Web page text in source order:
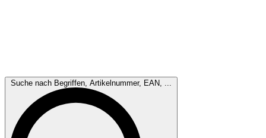
Suche nach Begriffen, Artikelnummer, EAN, ...